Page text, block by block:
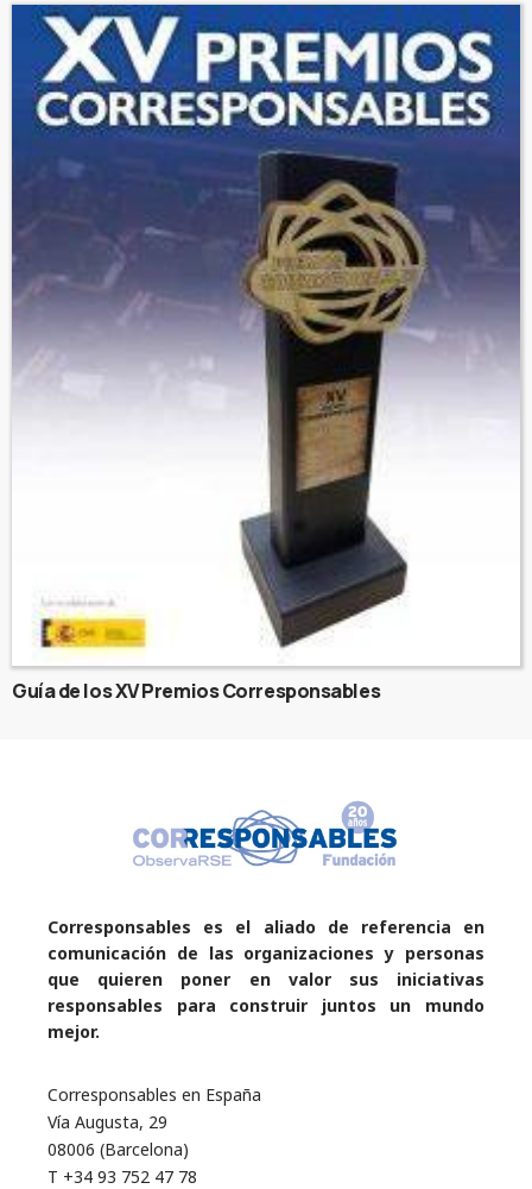
Guía de los XV Premios Corresponsables
Corresponsables es el aliado de referencia en
comunicación de las organizaciones y personas
que quieren poner en valor sus iniciativas
responsables para construir juntos un mundo
mejor.
Corresponsables en España
Vía Augusta, 29
08006 (Barcelona)
T +34 93 752 47 78